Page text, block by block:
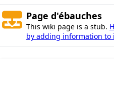
Page d'ébauches
This wiki page is a stub.
by adding information to